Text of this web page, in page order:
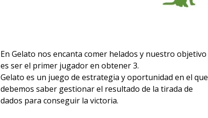
En Gelato nos encanta comer helados y nuestro objetivo
es ser el primer jugador en obtener 3.
Gelato es un juego de estrategia y oportunidad en el que
debemos saber gestionar el resultado de la tirada de
dados para conseguir la victoria.